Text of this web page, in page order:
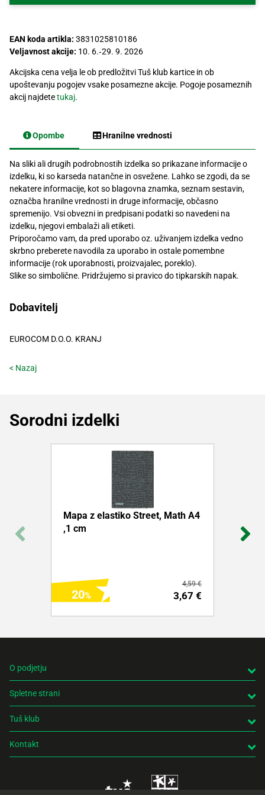
EAN koda artikla: 3831025810186
Veljavnost akcije: 10. 6.‐29. 9. 2026
Akcijska cena velja le ob predložitvi Tuš klub kartice in ob
upoštevanju pogojev vsake posamezne akcije. Pogoje posameznih
akcij najdetetukaj.
Opombe Hranilne vrednosti
Na sliki ali drugih podrobnostih izdelka so prikazane informacije o
izdelku, ki so karseda natančne in osvežene. Lahko se zgodi, da se
nekatere informacije, kot so blagovna znamka, seznam sestavin,
označba hranilne vrednosti in druge informacije, občasno
spremenijo. Vsi obvezni in predpisani podatki so navedeni na
izdelku, njegovi embalaži ali etiketi.
Priporočamo vam, da pred uporabo oz. uživanjem izdelka vedno
skrbno preberete navodila za uporabo in ostale pomembne
informacije (rok uporabnosti, proizvajalec, poreklo).
Slike so simbolične. Pridržujemo si pravico do tipkarskih napak.
Dobavitelj
EUROCOM D.O.O. KRANJ
< Nazaj
Sorodni izdelki
Mapa z elastiko Street, Math A4
,1 cm
3,67 €
4,59 €
20
O podjetju
Spletne strani
Tuš klub
Kontakt